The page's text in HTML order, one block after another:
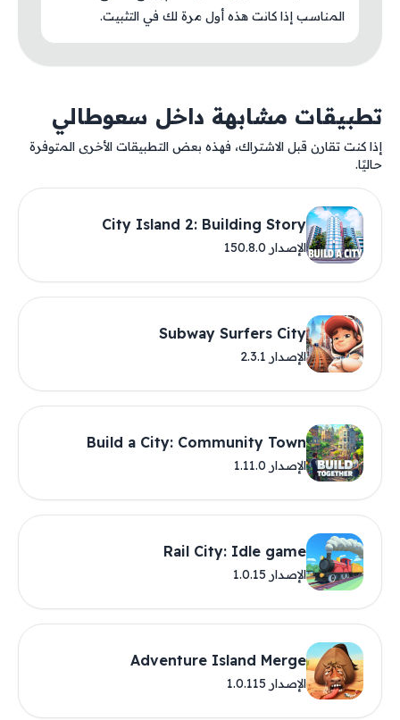
المناسب إذا كانت هذه أول مرة لك في التثبيت.
تطبيقات مشابهة داخل سعوطالي
إذا كنت تقارن قبل الاشتراك، فهذه بعض التطبيقات الأخرى المتوفرة
حاليًا.
City Island 2: Building Story
الإصدار 150.8.0
Subway Surfers City
الإصدار 2.3.1
Build a City: Community Town
الإصدار 1.11.0
Rail City: Idle game
الإصدار 1.0.15
Adventure Island Merge
الإصدار 1.0.115